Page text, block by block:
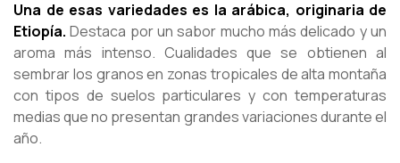
Una de esas variedades es la arábica, originaria de
Etiopía.Destaca por un sabor mucho más delicado y un
aroma más intenso. Cualidades que se obtienen al
sembrar los granos en zonas tropicales de alta montaña
con tipos de suelos particulares y con temperaturas
medias que no presentan grandes variaciones durante el
año.